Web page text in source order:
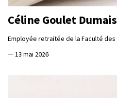
Céline Goulet Dumais
Employée retraitée de la Faculté
— 13 mai 2026